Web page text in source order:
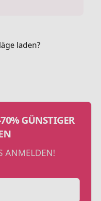
laden?
GÜNSTIGER
ANMELDEN!